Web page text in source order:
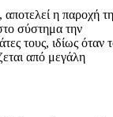
αποτελεί η παροχή
σύστημα την
τους, ιδίως όταν
από μεγάλη